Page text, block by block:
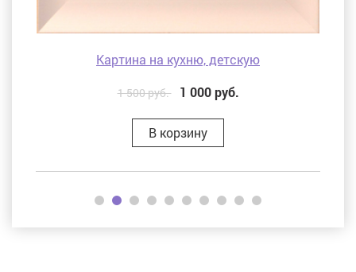
Картина на кухню, детскую
1 500 руб. 1 000руб.
В корзину